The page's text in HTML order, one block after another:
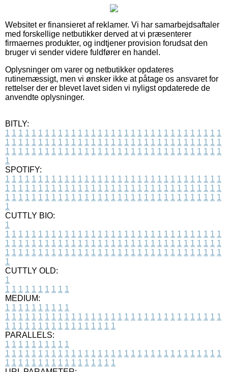
Websitet er finansieret af reklamer. Vi har samarbejdsaftaler
med forskellige netbutikker derved at vi præsenterer
firmaernes produkter, og indtjener provision forudsat den
bruger vi sender videre fuldfører en handel.
Oplysninger om varer og netbutikker opdateres
rutinemæssigt, men vi ønsker ikke at påtage os ansvaret for
rettelser der er blevet lavet siden vi nyligst opdaterede de
anvendte oplysninger.
BITLY:
1 1 1 1 1 1 1 1 1 1 1 1 1 1 1 1 1 1 1 1 1 1 1 1 1 1 1 1 1 1 1 1 1
1 1 1 1 1 1 1 1 1 1 1 1 1 1 1 1 1 1 1 1 1 1 1 1 1 1 1 1 1 1 1 1 1
1 1 1 1 1 1 1 1 1 1 1 1 1 1 1 1 1 1 1 1 1 1 1 1 1 1 1 1 1 1 1 1 1
1
SPOTIFY:
1 1 1 1 1 1 1 1 1 1 1 1 1 1 1 1 1 1 1 1 1 1 1 1 1 1 1 1 1 1 1 1 1
1 1 1 1 1 1 1 1 1 1 1 1 1 1 1 1 1 1 1 1 1 1 1 1 1 1 1 1 1 1 1 1 1
1 1 1 1 1 1 1 1 1 1 1 1 1 1 1 1 1 1 1 1 1 1 1 1 1 1 1 1 1 1 1 1 1
1
CUTTLY BIO:
1
1 1 1 1 1 1 1 1 1 1 1 1 1 1 1 1 1 1 1 1 1 1 1 1 1 1 1 1 1 1 1 1 1
1 1 1 1 1 1 1 1 1 1 1 1 1 1 1 1 1 1 1 1 1 1 1 1 1 1 1 1 1 1 1 1 1
1 1 1 1 1 1 1 1 1 1 1 1 1 1 1 1 1 1 1 1 1 1 1 1 1 1 1 1 1 1 1 1 1
1
CUTTLY OLD:
1
1 1 1 1 1 1 1 1 1 1
MEDIUM:
1 1 1 1 1 1 1 1 1 1
1 1 1 1 1 1 1 1 1 1 1 1 1 1 1 1 1 1 1 1 1 1 1 1 1 1 1 1 1 1 1 1 1
1 1 1 1 1 1 1 1 1 1 1 1 1 1 1 1 1
PARALLELS:
1 1 1 1 1 1 1 1 1 1
1 1 1 1 1 1 1 1 1 1 1 1 1 1 1 1 1 1 1 1 1 1 1 1 1 1 1 1 1 1 1 1 1
1 1 1 1 1 1 1 1 1 1 1 1 1 1 1 1 1